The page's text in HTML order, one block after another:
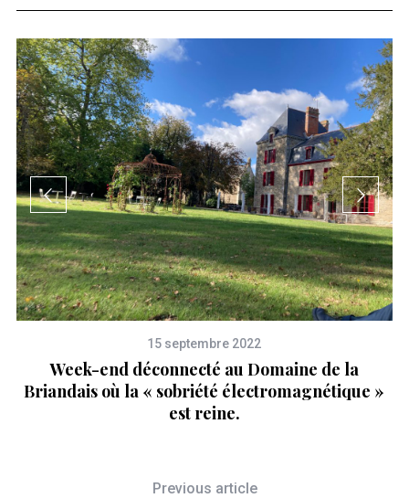
15 septembre 2022
Week-end déconnecté au Domaine de la
Briandais où la « sobriété électromagnétique »
est reine.
Previous article